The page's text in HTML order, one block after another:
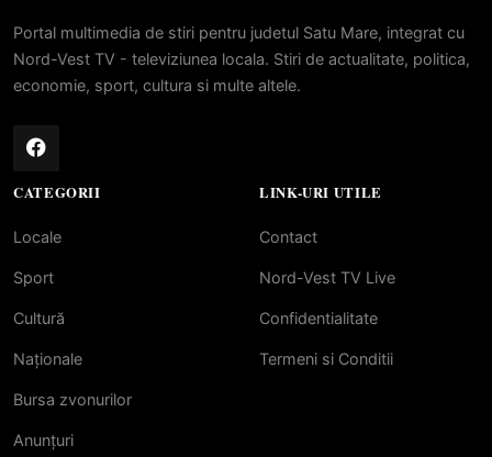
Portal multimedia de stiri pentru judetul Satu Mare, integrat cu
Nord-Vest TV - televiziunea locala. Stiri de actualitate, politica,
economie, sport, cultura si multe altele.
CATEGORII
Locale
Sport
Cultură
Naționale
Bursa zvonurilor
Anunțuri
LINK-URI UTILE
Contact
Nord-Vest TV Live
Confidentialitate
Termeni si Conditii